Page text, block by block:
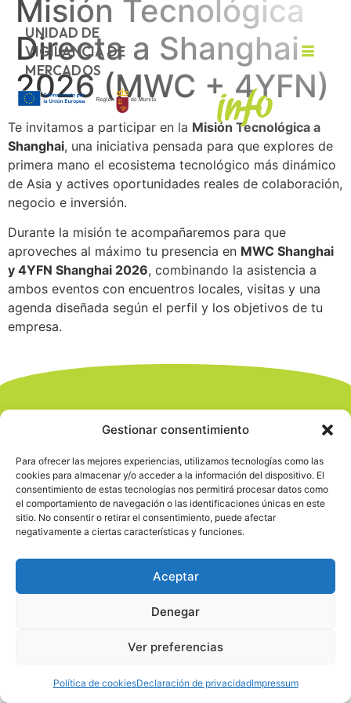
Gestionar consentimiento
Para ofrecer las mejores experiencias, utilizamos tecnologías como las
cookies para almacenar y/o acceder a la información del dispositivo. El
consentimiento de estas tecnologías nos permitirá procesar datos como
el comportamiento de navegación o las identificaciones únicas en este
sitio. No consentir o retirar el consentimiento, puede afectar
negativamente a ciertas características y funciones.
Aceptar
Denegar
Ver preferencias
Política de cookiesDeclaración de privacidadImpressum
UNIDAD DE
VIGILANCIA DE
MERCADOS
Misión Tecnológica
Directa a Shanghai
2026 (MWC + 4YFN)
Te invitamos a participar en la Misión Tecnológica a
Shanghai, una iniciativa pensada para que explores de
primera mano el ecosistema tecnológico más dinámico
de Asia y actives oportunidades reales de colaboración,
negocio e inversión.
Durante la misión te acompañaremos para que
aproveches al máximo tu presencia en MWC Shanghai
y 4YFN Shanghai 2026, combinando la asistencia a
ambos eventos con encuentros locales, visitas y una
agenda diseñada según el perfil y los objetivos de tu
empresa.